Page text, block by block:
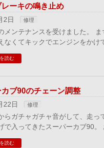
レーキの鳴き止め
2日 修理
メンテナンスを受けました。
なくてキックでエンジンをかけ
読む
カブ90のチェーン調整
22日 修理
らガチャガチャ音がして、走
で入ってきたスーパーカブ90
読む